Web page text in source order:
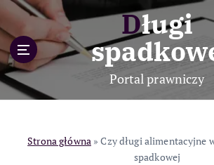
p
o
c
Długi
Portal prawniczy
Strona główna»Czy długi alimentacyjne
spadkowej